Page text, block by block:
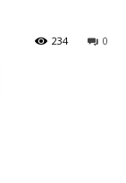
0
234